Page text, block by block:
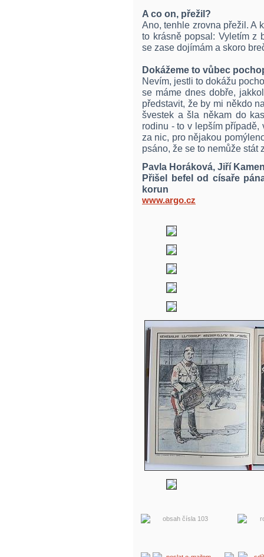
A co on, přežil?
Ano, tenhle zrovna přežil. A
to krásně popsal: Vyletím z
se zase dojímám a skoro
Dokážeme to vůbec
Nevím, jestli to dokážu
se máme dnes dobře,
představit, že by mi někdo
švestek a šla někam do
rodinu - to v lepším
za nic, pro nějakou
psáno, že se to nemůže stát
Pavla Horáková, Jiří
Přišel befel od císaře
korun
www.argo.cz
obsah čísla 103